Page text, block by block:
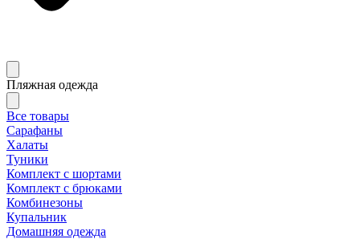
Пляжная одежда
Все товары
Сарафаны
Халаты
Туники
Комплект с шортами
Комплект с брюками
Комбинезоны
Купальник
Домашняя одежда